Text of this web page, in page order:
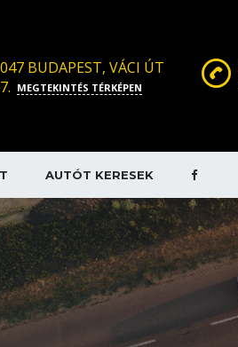
BUDAPEST, VÁCI ÚT
MEGTEKINTÉS TÉRKÉPEN
AUTÓT KERESEK